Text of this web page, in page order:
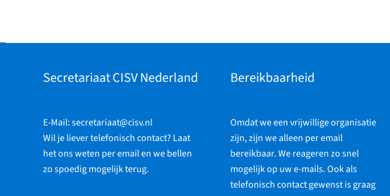
Secretariaat CISV Nederland
E-Mail:secretariaat@cisv.nl
Wil je liever telefonisch contact? Laat
het ons weten per email en we bellen
zo spoedig mogelijk terug.
Bereikbaarheid
Omdat we een vrijwillige organisatie
zijn, zijn we alleen per email
bereikbaar. We reageren zo snel
mogelijk op uw e-mails. Ook als
telefonisch contact gewenst is graag